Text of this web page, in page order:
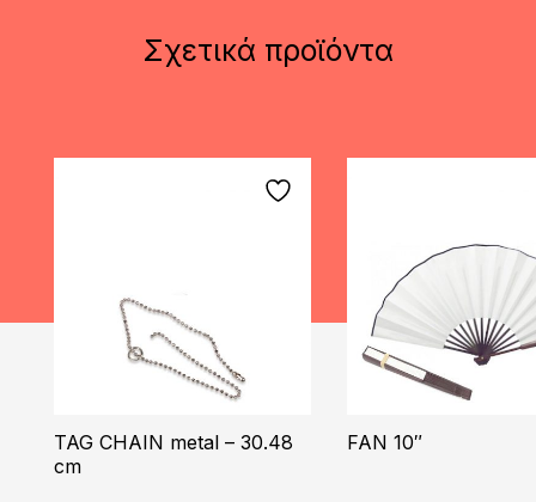
Σχετικά προϊόντα
TAG CHAIN metal – 30.48
cm
FAN 10″